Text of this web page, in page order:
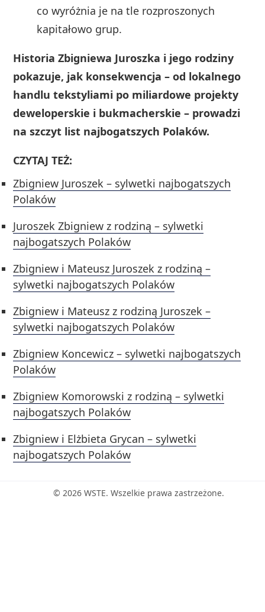
co wyróżnia je na tle rozproszonych
kapitałowo grup.
Historia Zbigniewa Juroszka i jego rodziny
pokazuje, jak konsekwencja – od lokalnego
handlu tekstyliami po miliardowe projekty
deweloperskie i bukmacherskie – prowadzi
na szczyt list najbogatszych Polaków.
CZYTAJ TEŻ:
Zbigniew Juroszek – sylwetki najbogatszych
Polaków
Juroszek Zbigniew z rodziną – sylwetki
najbogatszych Polaków
Zbigniew i Mateusz Juroszek z rodziną –
sylwetki najbogatszych Polaków
Zbigniew i Mateusz z rodziną Juroszek –
sylwetki najbogatszych Polaków
Zbigniew Koncewicz – sylwetki najbogatszych
Polaków
Zbigniew Komorowski z rodziną – sylwetki
najbogatszych Polaków
Zbigniew i Elżbieta Grycan – sylwetki
najbogatszych Polaków
© 2026 WSTE. Wszelkie prawa zastrzeżone.